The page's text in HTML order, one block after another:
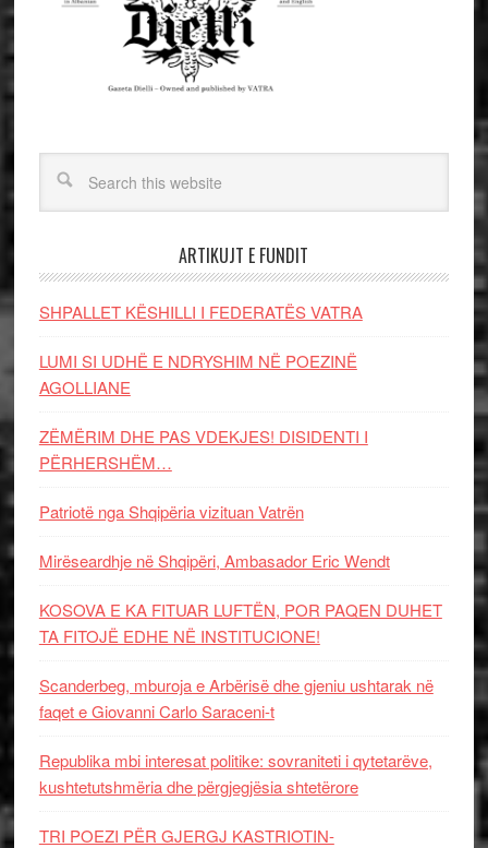
ARTIKUJT E FUNDIT
SHPALLET KËSHILLI I FEDERATËS VATRA
LUMI SI UDHË E NDRYSHIM NË POEZINË
AGOLLIANE
ZËMËRIM DHE PAS VDEKJES! DISIDENTI I
PËRHERSHËM…
Patriotë nga Shqipëria vizituan Vatrën
Mirëseardhje në Shqipëri, Ambasador Eric Wendt
KOSOVA E KA FITUAR LUFTËN, POR PAQEN DUHET
TA FITOJË EDHE NË INSTITUCIONE!
Scanderbeg, mburoja e Arbërisë dhe gjeniu ushtarak në
faqet e Giovanni Carlo Saraceni-t
Republika mbi interesat politike: sovraniteti i qytetarëve,
kushtetutshmëria dhe përgjegjësia shtetërore
TRI POEZI PËR GJERGJ KASTRIOTIN-